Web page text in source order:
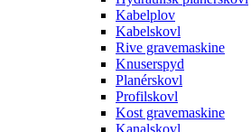
Kabelplov
Kabelskovl
Rive gravemaskine
Knuserspyd
Planérskovl
Profilskovl
Kost gravemaskine
Kanalskovl